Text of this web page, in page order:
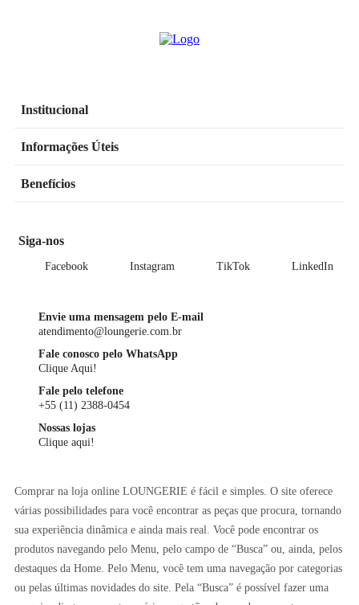
Institucional
Informações Úteis
Benefícios
Siga-nos
Facebook Instagram TikTok LinkedIn
Envie uma mensagem pelo E-mail
atendimento@loungerie.com.br
Fale conosco pelo WhatsApp
Clique Aqui!
Fale pelo telefone
+55 (11) 2388-0454
Nossas lojas
Clique aqui!
Comprar na loja online LOUNGERIE é fácil e simples. O site oferece
várias possibilidades para você encontrar as peças que procura, tornando
sua experiência dinâmica e ainda mais real. Você pode encontrar os
produtos navegando pelo Menu, pelo campo de “Busca” ou, ainda, pelos
destaques da Home. Pelo Menu, você tem uma navegação por categorias
ou pelas últimas novidades do site. Pela “Busca” é possível fazer uma